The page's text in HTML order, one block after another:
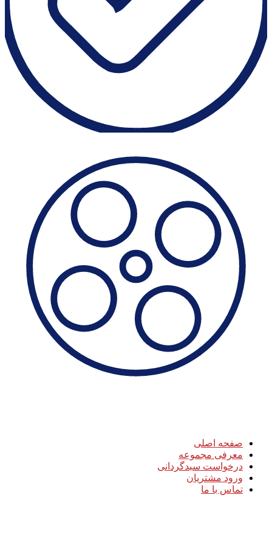
صفحه اصلی
معرفی مجموعه
درخواست سبدگردانی
ورود مشتریان
تماس با ما